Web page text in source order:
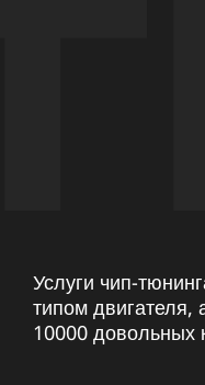
Услуги чип-
типом
10000 довольных